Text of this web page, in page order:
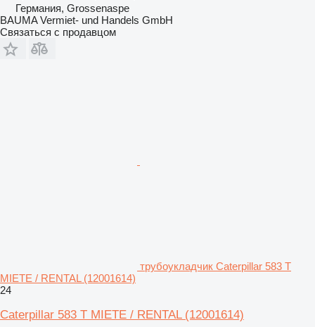
Германия, Grossenaspe
BAUMA Vermiet- und Handels GmbH
Связаться с продавцом
трубоукладчик Caterpillar 583 T
MIETE / RENTAL (12001614)
24
Caterpillar 583 T MIETE / RENTAL (12001614)